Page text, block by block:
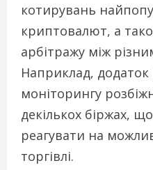
котирувань
криптовалют, а
арбітражу між
Наприклад,
моніторингу
декількох біржах,
реагувати на
торгівлі.